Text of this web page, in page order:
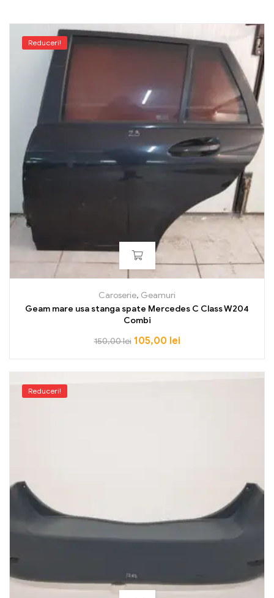
Reduceri!
Caroserie, Geamuri
Geam mare usa stanga spate Mercedes C Class W204
Combi
150,00lei 105,00 lei
Reduceri!